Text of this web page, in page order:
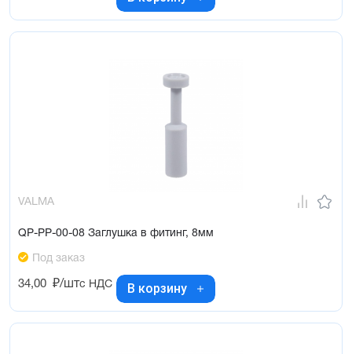
VALMA
QP-PP-00-08 Заглушка в фитинг, 8мм
Под заказ
34,00 ₽/штс НДС В корзину